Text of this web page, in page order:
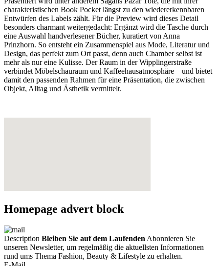
charakteristischen Book Pocket längst zu den wiedererkennbaren
Entwürfen des Labels zählt. Für die Preview wird dieses Detail
besonders charmant weitergedacht: Ergänzt wird die Tasche durch
eine Auswahl handverlesener Bücher, kuratiert von Anna
Prinzhorn. So entsteht ein Zusammenspiel aus Mode, Literatur und
Design, das perfekt zum Ort passt, denn auch Chamber selbst ist
mehr als nur eine Kulisse. Der Raum in der Wipplingerstraße
verbindet Möbelschauraum und Kaffeehausatmosphäre – und bietet
damit den passenden Rahmen für eine Präsentation, die zwischen
Objekt, Alltag und Ästhetik vermittelt.
Homepage advert block
Description Bleiben Sie auf dem Laufenden Abonnieren Sie
unseren Newsletter, um regelmäßig die aktuellsten Informationen
rund ums Thema Fashion, Beauty & Lifestyle zu erhalten.